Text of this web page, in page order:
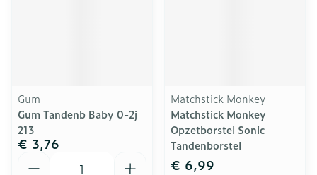
Gum
Gum Tandenb Baby 0-2j
213
€ 3,76
Matchstick Monkey
Matchstick Monkey
Opzetborstel Sonic
Tandenborstel
€ 6,99